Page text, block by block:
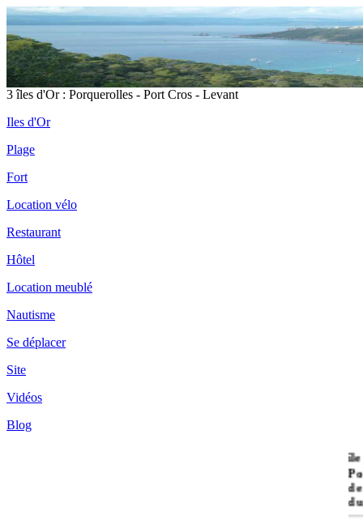
3 îles d'Or : Porquerolles - Port Cros - Levant
Iles d'Or
Plage
Fort
Location vélo
Restaurant
Hôtel
Location meublé
Nautisme
Se déplacer
Site
Vidéos
Blog
île